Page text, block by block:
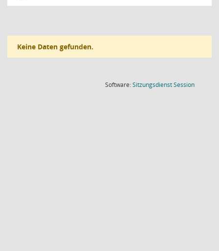
Keine Daten gefunden.
Software:SitzungsdienstSession(Wird in